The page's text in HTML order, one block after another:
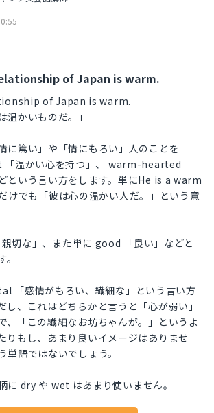
of Japan is warm.
of Japan is warm.
温かいものだ。」
に篤い」や「情にもろい」人のことを
温かい心を持つ」、 warm-hearted
という言い方をします。単にHe is a warm
けでも「彼は心の温かい人だ。」という意
切な」、また単に good 「良い」などと
「感情がもろい、繊細な」という言い方
し、これはどちらかと言うと「心が弱い」
、「この繊細なお坊ちゃんが。」というよ
りもし、あまり良いイメージはありませ
単語ではないでしょう。
に dry や wet はあまり使いません。